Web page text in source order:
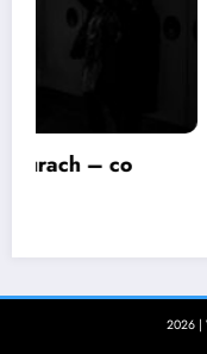
Najciekawsze
2026 |